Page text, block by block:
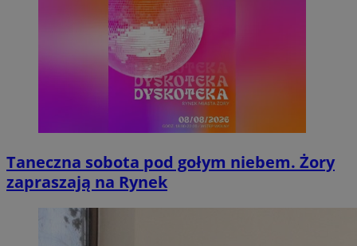
Taneczna sobota pod gołym niebem. Żory
zapraszają na Rynek